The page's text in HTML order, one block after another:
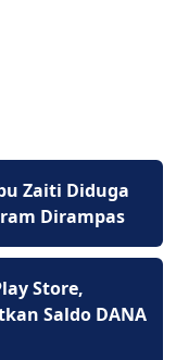
Zaiti Diduga
Dirampas
Store,
Saldo DANA